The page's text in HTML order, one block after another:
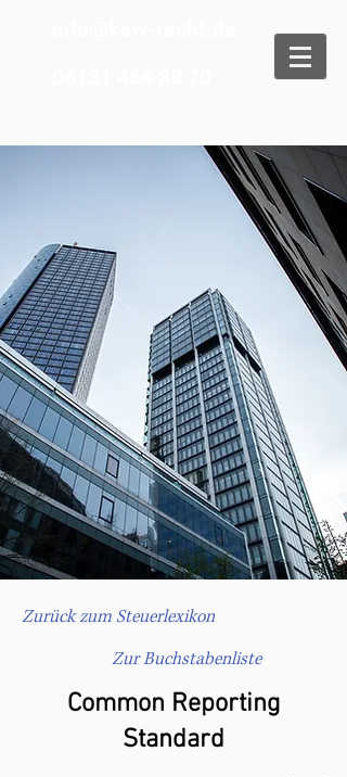
Zurück zum Steuerlexikon
Zur Buchstabenliste
Common Reporting
Standard